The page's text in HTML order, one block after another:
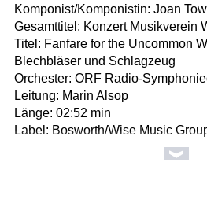
Komponist/Komponistin: Joan
Gesamttitel: Konzert Musikverein
Titel: Fanfare for the Uncommon
Blechbläser und Schlagzeug
Orchester: ORF Radio-
Leitung: Marin Alsop
Länge: 02:52 min
Label: Bosworth/Wise Music
Komponist/Komponistin: Sir